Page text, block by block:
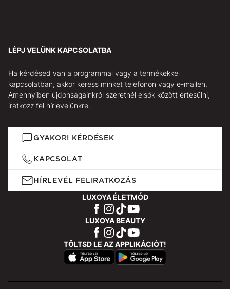
LÉPJ VELÜNK KAPCSOLATBA
Ha kérdésed van a programmal vagy a termékekkel
kapcsolatban, akkor keress minket telefonon vagy e-mailen.
Amennyiben újdonságainkról szeretnél elsők között értesülni,
iratkozz fel hírlevelünkre.
GYAKORI KÉRDÉSEK
KAPCSOLAT
HÍRLEVÉL FELIRATKOZÁS
LUXOYA ÉLETMÓD
LUXOYA BEAUTY
TÖLTSD LE AZ APPLIKÁCIÓT!